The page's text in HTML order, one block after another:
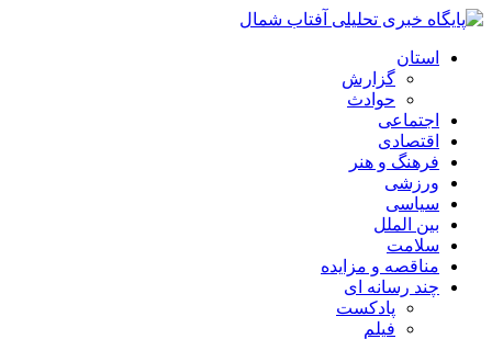
استان
گزارش
حوادث
اجتماعی
اقتصادی
فرهنگ و هنر
ورزشی
سیاسی
بین الملل
سلامت
مناقصه و مزایده
چند رسانه ای
پادکست
فیلم